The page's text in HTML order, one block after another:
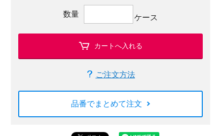
数量 ケース
カートへ入れる
ご注文方法
品番でまとめて注文